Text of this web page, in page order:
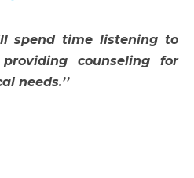
spend time listening to
counseling for
needs.’’